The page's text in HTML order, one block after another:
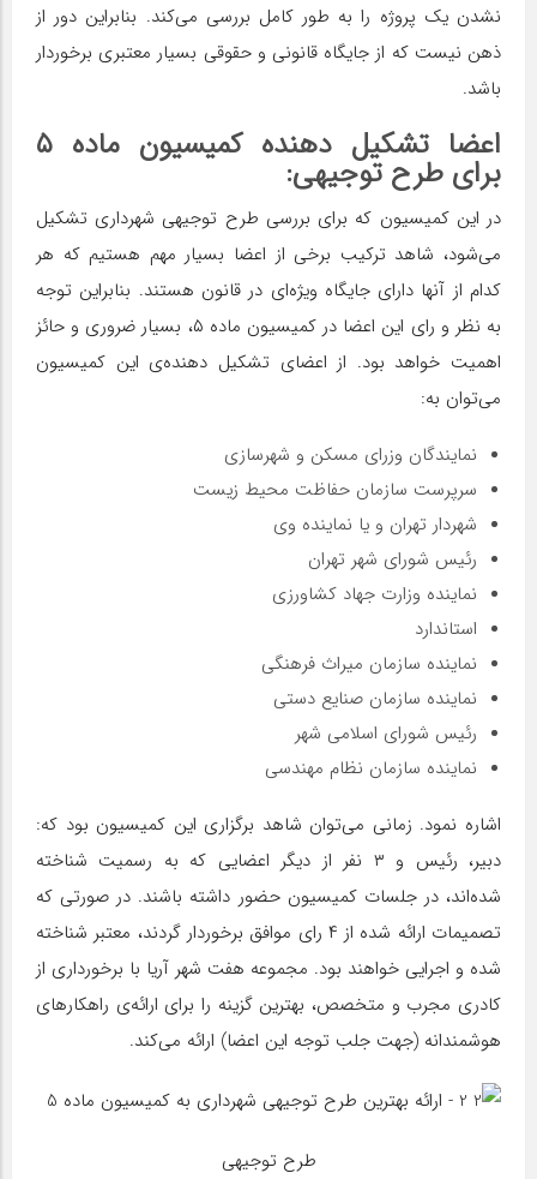
نشدن یک پروژه را به طور کامل بررسی می‌کند. بنابراین دور از
ذهن نیست که از جایگاه قانونی و حقوقی بسیار معتبری برخوردار
باشد.
اعضا تشکیل دهنده کمیسیون ماده ۵
برای طرح توجیهی:
در این کمیسیون که برای بررسی طرح توجیهی شهرداری تشکیل
می‌شود، شاهد ترکیب برخی از اعضا بسیار مهم هستیم که هر
کدام از آنها دارای جایگاه ویژه‌ای در قانون هستند. بنابراین توجه
به نظر و رای این اعضا در کمیسیون ماده ۵، بسیار ضروری و حائز
اهمیت خواهد بود. از اعضای تشکیل دهنده‌ی این کمیسیون
می‌توان به:
نمایندگان وزرای مسکن و شهرسازی
سرپرست سازمان حفاظت محیط زیست
شهردار تهران و یا نماینده وی
رئیس شورای شهر تهران
نماینده وزارت جهاد کشاورزی
استاندارد
نماینده سازمان میراث فرهنگی
نماینده سازمان صنایع دستی
رئیس شورای اسلامی شهر
نماینده سازمان نظام مهندسی
اشاره نمود. زمانی می‌توان شاهد برگزاری این کمیسیون بود که:
دبیر، رئیس و ۳ نفر از دیگر اعضایی که به رسمیت شناخته
شده‌اند، در جلسات کمیسیون حضور داشته باشند. در صورتی که
تصمیمات ارائه شده از ۴ رای موافق برخوردار گردند، معتبر شناخته
شده و اجرایی خواهند بود. مجموعه هفت شهر آریا با برخورداری از
کادری مجرب و متخصص، بهترین گزینه را برای ارائه‌ی راهکارهای
هوشمندانه (جهت جلب توجه این اعضا) ارائه می‌کند.
طرح توجیهی